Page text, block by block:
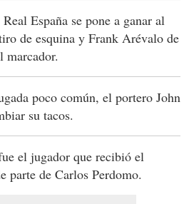
Real España se pone a ganar al
de esquina y Frank Arévalo de
marcador.
poco común, el portero John
su tacos.
el jugador que recibió el
parte de Carlos Perdomo.